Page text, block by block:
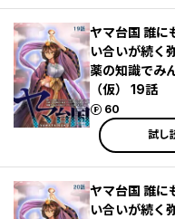
ヤマ台国 誰に
い合いが続く
薬の知識でみ
（仮） 19話
60
ポイント
試し
ヤマ台国 誰に
い合いが続く